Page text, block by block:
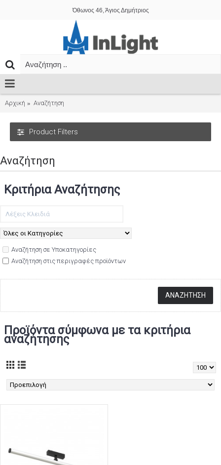
Όθωνος 46, Άγιος Δημήτριος
Αρχική Αναζήτηση
Product Filters
Αναζήτηση
Κριτήρια Αναζήτησης
Αναζήτηση σε Υποκατηγορίες
Αναζήτηση στις περιγραφές προϊόντων
Προϊόντα σύμφωνα με τα κριτήρια
αναζήτησης